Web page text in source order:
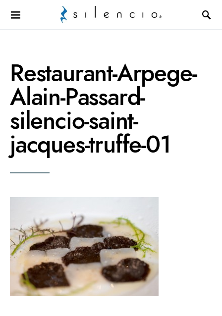
Search for:
Restaurant-Arpege-
Alain-Passard-
silencio-saint-
jacques-truffe-01